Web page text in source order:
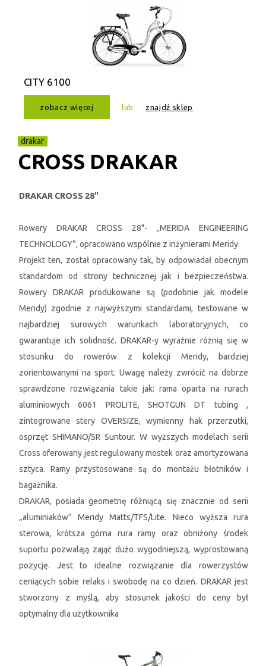
CITY 6100
zobacz więcej lub znajdź sklep
drakar
CROSS DRAKAR
DRAKAR CROSS 28"
Rowery DRAKAR CROSS 28"- „MERIDA ENGINEERING
TECHNOLOGY”, opracowano wspólnie z inżynierami Meridy.
Projekt ten, został opracowany tak, by odpowiadał obecnym
standardom od strony technicznej jak i bezpieczeństwa.
Rowery DRAKAR produkowane są (podobnie jak modele
Meridy) zgodnie z najwyższymi standardami, testowane w
najbardziej surowych warunkach laboratoryjnych, co
gwarantuje ich solidność. DRAKAR-y wyraźnie różnią się w
stosunku do rowerów z kolekcji Meridy, bardziej
zorientowanymi na sport. Uwagę należy zwrócić na dobrze
sprawdzone rozwiązania takie jak: rama oparta na rurach
aluminiowych 6061 PROLITE, SHOTGUN DT tubing ,
zintegrowane stery OVERSIZE, wymienny hak przerzutki,
osprzęt SHIMANO/SR Suntour. W wyższych modelach serii
Cross oferowany jest regulowany mostek oraz amortyzowana
sztyca. Ramy przystosowane są do montażu błotników i
bagażnika.
DRAKAR, posiada geometrię różniącą się znacznie od serii
„aluminiaków” Meridy Matts/TFS/Lite. Nieco wyższa rura
sterowa, krótsza górna rura ramy oraz obniżony środek
suportu pozwalają zająć dużo wygodniejszą, wyprostowaną
pozycję. Jest to idealne rozwiązanie dla rowerzystów
ceniących sobie relaks i swobodę na co dzień. DRAKAR jest
stworzony z myślą, aby stosunek jakości do ceny był
optymalny dla użytkownika